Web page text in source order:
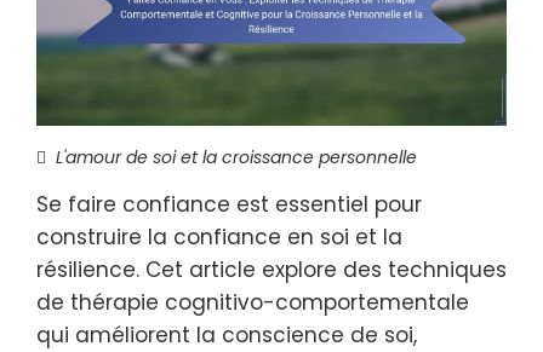
L'amour de soi et la croissance personnelle
Se faire confiance est essentiel pour
construire la confiance en soi et la
résilience. Cet article explore des techniques
de thérapie cognitivo-comportementale
qui améliorent la conscience de soi,